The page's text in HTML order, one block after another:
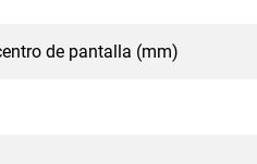
de pantalla (mm)